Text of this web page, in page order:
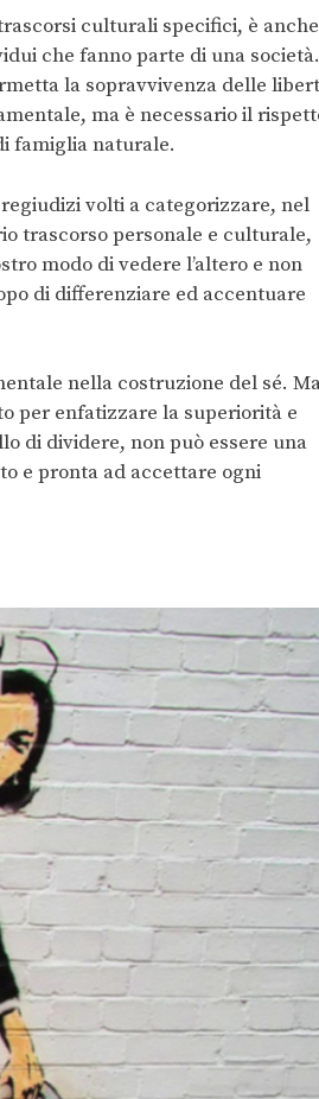
culturali specifici, è anche
che fanno parte di una
la sopravvivenza delle
ma è necessario il
famiglia naturale.
volti a categorizzare, nel
trascorso personale e culturale,
modo di vedere l’altero e non
di differenziare ed accentuare
nella costruzione del sé.
per enfatizzare la superiorità e
di dividere, non può essere una
e pronta ad accettare ogni